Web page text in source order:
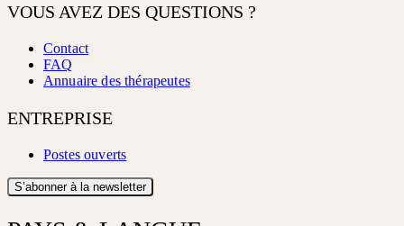
VOUS AVEZ DES QUESTIONS ?
Contact
FAQ
Annuaire des thérapeutes
ENTREPRISE
Postes ouverts
S’abonner à la newsletter